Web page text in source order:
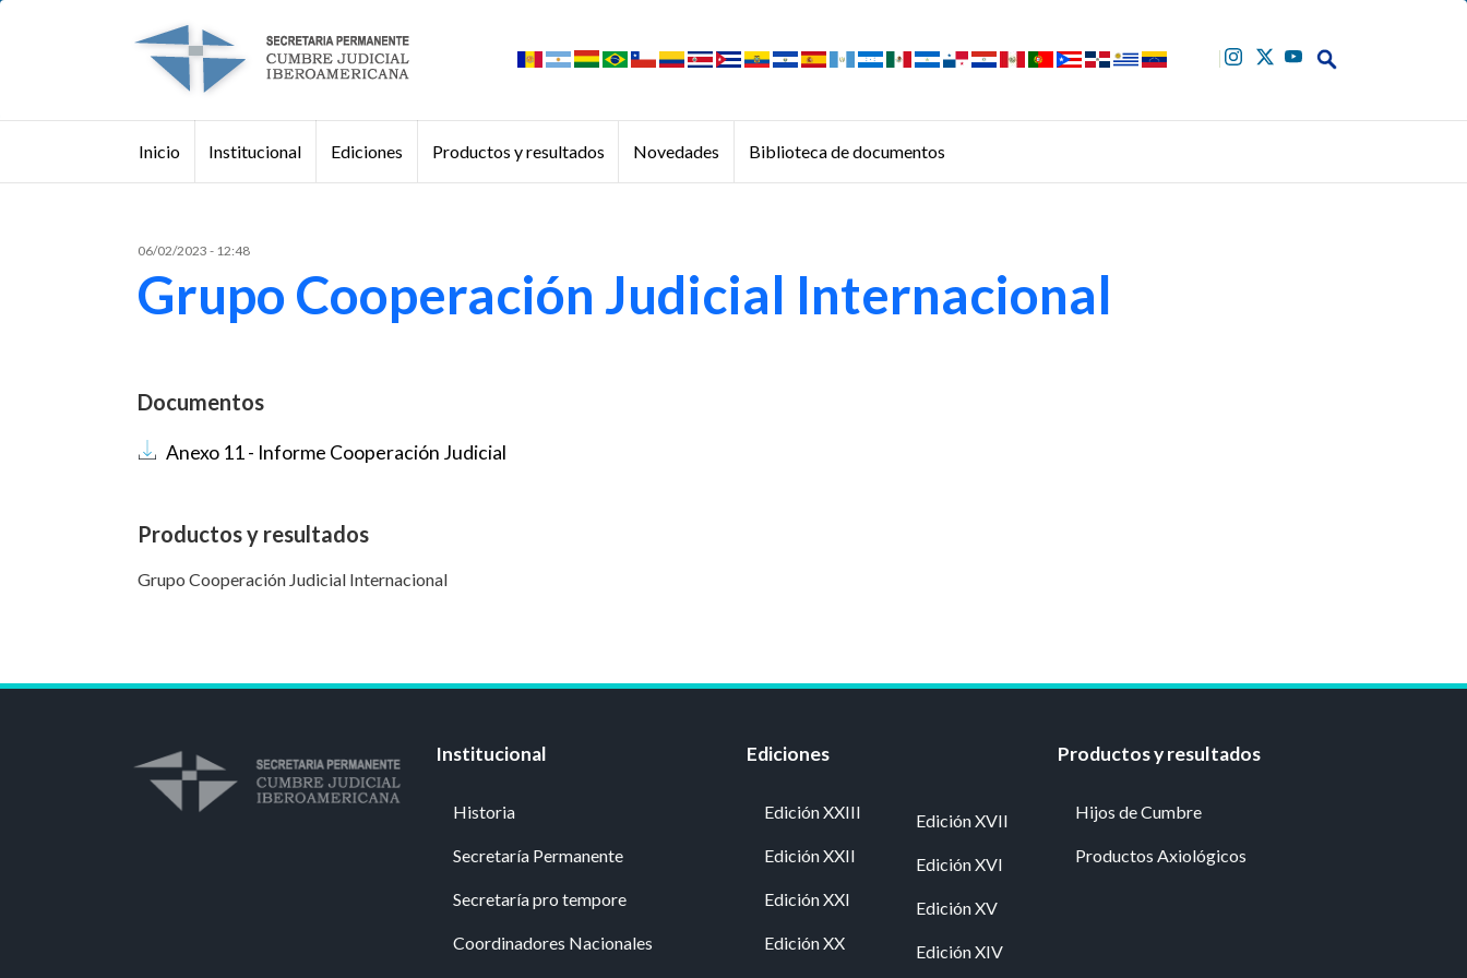
Buscar
Inicio Institucional Ediciones Productos y resultados Novedades Biblioteca de documentos
06/02/2023 - 12:48
Grupo Cooperación Judicial Internacional
Documentos
Documento
Anexo 11 - Informe Cooperación Judicial
Productos y resultados
Grupo Cooperación Judicial Internacional
Institucional
Historia
Secretaría Permanente
Secretaría pro tempore
Coordinadores Nacionales
Ediciones
Edición XXIII
Edición XXII
Edición XXI
Edición XX
Edición XVII
Edición XVI
Edición XV
Edición XIV
Productos y resultados
Hijos de Cumbre
Productos Axiológicos